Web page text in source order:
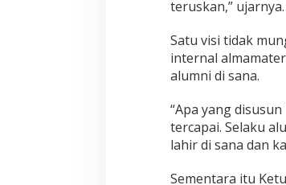
teruskan,” ujarnya.
Satu visi tidak
internal
alumni di sana.
“Apa yang
tercapai. Selaku
lahir di sana dan
Sementara itu